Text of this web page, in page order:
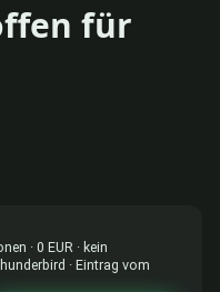
für
· 0 EUR · kein
· Eintrag vom